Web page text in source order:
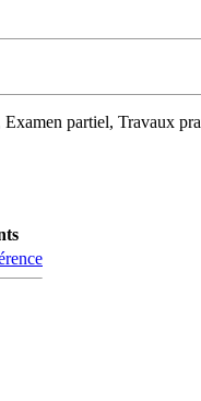
partiel, Travaux